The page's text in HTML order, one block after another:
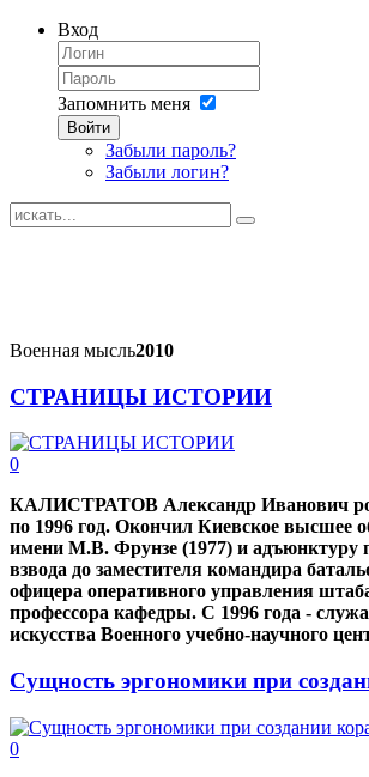
Вход
Запомнить меня
Войти
Забыли пароль?
Забыли логин?
Военная мысль2010
СТРАНИЦЫ ИСТОРИИ
0
КАЛИСТРАТОВ Александр Иванович
по 1996 год. Окончил Киевское высшее
имени М.В. Фрунзе (1977) и адъюнктуру
взвода до заместителя командира
офицера оперативного управления
профессора кафедры. С 1996 года -
искусства Военного учебно-научного
Сущность эргономики при
0